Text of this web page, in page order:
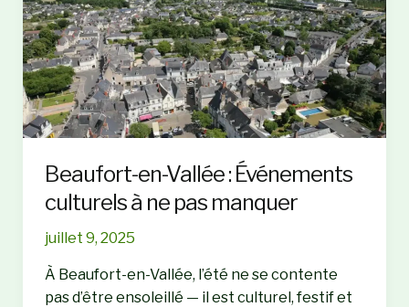
:
Une
soirée
à
ne
pas
Beaufort-en-Vallée : Événements
culturels à ne pas manquer
juillet 9, 2025
À Beaufort-en-Vallée, l’été ne se contente
pas d’être ensoleillé — il est culturel, festif et